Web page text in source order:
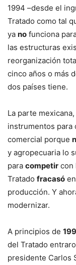
1994 –desde el
Tratado como tal
ya no funciona
las estructuras
reorganización
cinco años o más
dos países tiene.
La parte
instrumentos para
comercial porque
y agropecuaria lo
para competir con
Tratado fracasó
producción. Y
modernizar.
A principios de
del Tratado
presidente Carlos